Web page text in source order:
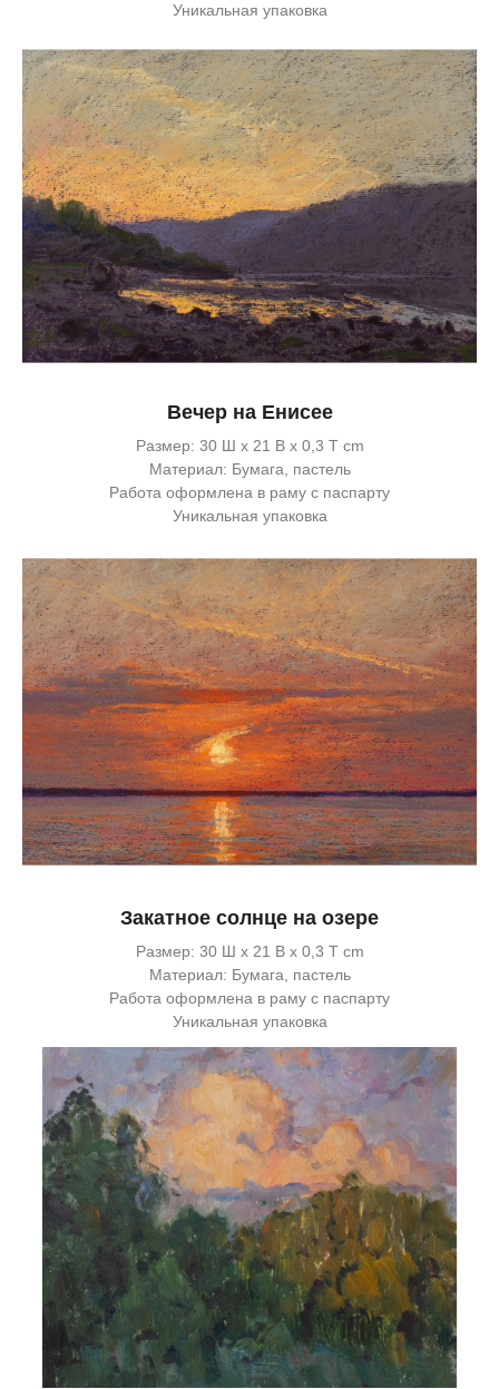
Уникальная упаковка
Вечер на Енисее
Размер: 30 Ш x 21 В x 0,3 Т cm
Материал: Бумага, пастель
Работа оформлена в раму с паспарту
Уникальная упаковка
Закатное солнце на озере
Размер: 30 Ш x 21 В x 0,3 Т cm
Материал: Бумага, пастель
Работа оформлена в раму с паспарту
Уникальная упаковка